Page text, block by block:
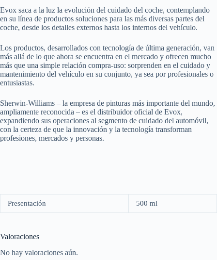
Evox saca a la luz la evolución del cuidado del coche, contemplando
en su línea de productos soluciones para las más diversas partes del
coche, desde los detalles externos hasta los internos del vehículo.
Los productos, desarrollados con tecnología de última generación, van
más allá de lo que ahora se encuentra en el mercado y ofrecen mucho
más que una simple relación compra-uso: sorprenden en el cuidado y
mantenimiento del vehículo en su conjunto, ya sea por profesionales o
entusiastas.
Sherwin-Williams – la empresa de pinturas más importante del mundo,
ampliamente reconocida – es el distribuidor oficial de Evox,
expandiendo sus operaciones al segmento de cuidado del automóvil,
con la certeza de que la innovación y la tecnología transforman
profesiones, mercados y personas.
Presentación 500 ml
Valoraciones
No hay valoraciones aún.